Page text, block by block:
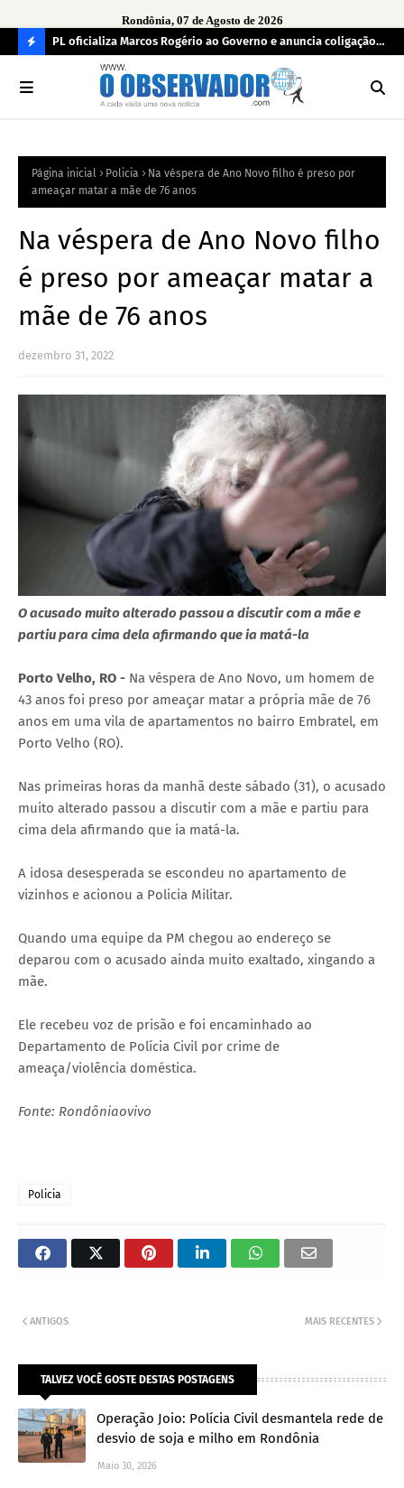
Rondônia, 07 de Agosto de 2026
O
R
PL oficializa Marcos Rogério ao Governo e anuncia coligação
com cinco partidos em Rondônia
Página inicial Policia
Na véspera de Ano Novo filho é preso por
ameaçar matar a mãe de 76 anos
Na véspera de Ano Novo filho
é preso por ameaçar matar a
mãe de 76 anos
dezembro 31, 2022
O acusado muito alterado passou a discutir com a mãe e
partiu para cima dela afirmando que ia matá-la
Porto Velho, RO - Na véspera de Ano Novo, um homem de
43 anos foi preso por ameaçar matar a própria mãe de 76
anos em uma vila de apartamentos no bairro Embratel, em
Porto Velho (RO).
Nas primeiras horas da manhã deste sábado (31), o acusado
muito alterado passou a discutir com a mãe e partiu para
cima dela afirmando que ia matá-la.
A idosa desesperada se escondeu no apartamento de
vizinhos e acionou a Policia Militar.
Quando uma equipe da PM chegou ao endereço se
deparou com o acusado ainda muito exaltado, xingando a
mãe.
Ele recebeu voz de prisão e foi encaminhado ao
Departamento de Polícia Civil por crime de
ameaça/violência doméstica.
Fonte: Rondôniaovivo
Policia
MAIS RECENTES
ANTIGOS
TALVEZ VOCÊ GOSTE DESTAS POSTAGENS
Operação Joio: Polícia Civil desmantela rede de
desvio de soja e milho em Rondônia
Maio 30, 2026